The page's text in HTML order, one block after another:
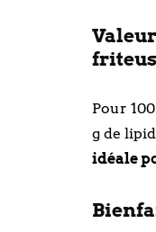
Pour
g de
idéale